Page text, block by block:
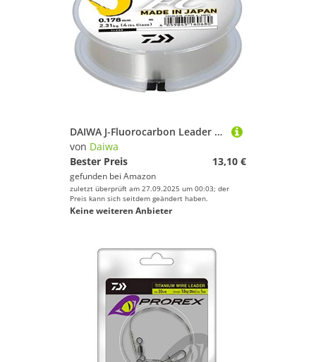
DAIWA J-Fluorocarbon Leader 100m 0 2mm 2.9/6 39lbs transparent Fluorocarbon-Vorfach Angelschnur 12220-020
von Daiwa
Bester Preis
13,10 €
gefunden bei Amazon
zuletzt überprüft am 27.09.2025 um 00:03; der
Preis kann sich seitdem geändert haben.
Keine weiteren Anbieter